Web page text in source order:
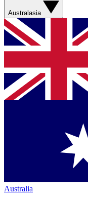
Australasia
Australia